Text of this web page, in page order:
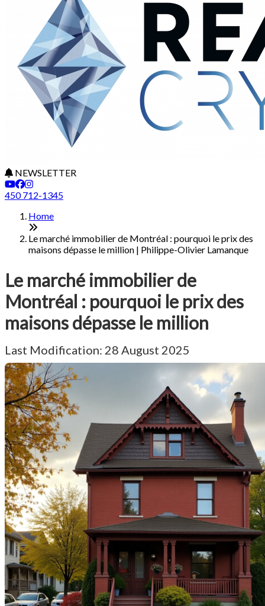
NEWSLETTER
450 712-1345
Home
Le marché immobilier de Montréal : pourquoi le prix des
maisons dépasse le million | Philippe-Olivier Lamanque
Le marché immobilier de
Montréal : pourquoi le prix des
maisons dépasse le million
Last Modification: 28 August 2025